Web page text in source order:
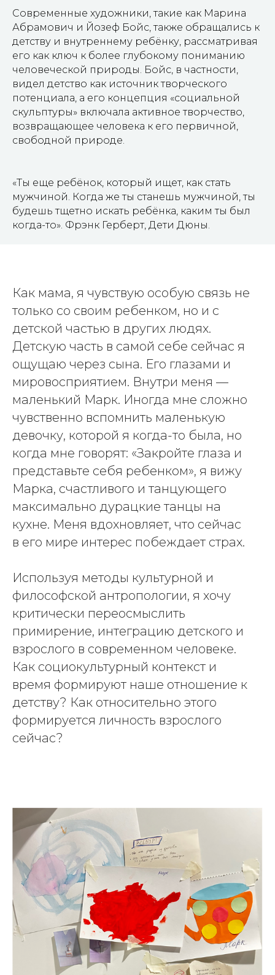
Современные художники, такие как Марина
Абрамович и Йозеф Бойс, также обращались к
детству и внутреннему ребёнку, рассматривая
его как ключ к более глубокому пониманию
человеческой природы. Бойс, в частности,
видел детство как источник творческого
потенциала, а его концепция «социальной
скульптуры» включала активное творчество,
возвращающее человека к его первичной,
свободной природе.
«Ты еще ребёнок, который ищет, как стать
мужчиной. Когда же ты станешь мужчиной, ты
будешь тщетно искать ребёнка, каким ты был
когда-то». Фрэнк Герберт, Дети Дюны.
Как мама, я чувствую особую связь не
только со своим ребенком, но и с
детской частью в других людях.
Детскую часть в самой себе сейчас я
ощущаю через сына. Его глазами и
мировосприятием. Внутри меня —
маленький Марк. Иногда мне сложно
чувственно вспомнить маленькую
девочку, которой я когда-то была, но
когда мне говорят: «Закройте глаза и
представьте себя ребенком», я вижу
Марка, счастливого и танцующего
максимально дурацкие танцы на
кухне. Меня вдохновляет, что сейчас
в его мире интерес побеждает страх.
Используя методы культурной и
философской антропологии, я хочу
критически переосмыслить
примирение, интеграцию детского и
взрослого в современном человеке.
Как социокультурный контекст и
время формируют наше отношение к
детству? Как относительно этого
формируется личность взрослого
сейчас?